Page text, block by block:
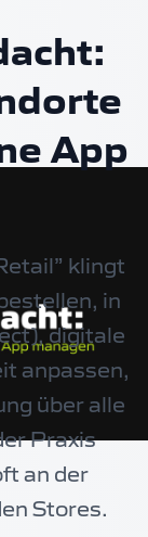
App
klingt
in
digitale
anpassen,
über alle
Praxis
an der
Stores.